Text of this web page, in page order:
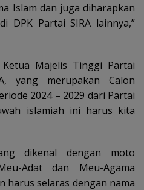
Islam dan juga diharapkan
DPK Partai SIRA lainnya,”
Majelis Tinggi Partai
yang merupakan Calon
2024 – 2029 dari Partai
islamiah ini harus kita
dikenal dengan moto
Adat dan Meu-Agama
harus selaras dengan nama